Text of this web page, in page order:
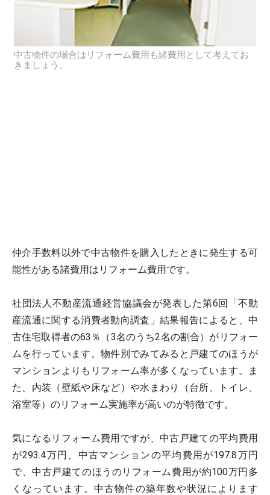
中古物件の場合はリフォーム費用も諸費用として考えてお
きましょう。
仲介手数料以外で中古物件を購入したときに発生する可
能性がある諸費用はリフォーム費用です。
社団法人不動産流通経営協議会が発表した第6回「不動
産流通に関する消費者動向調査」結果報告によると、中
古住宅取得者の63％（3名のうち2名の割合）がリフォー
ムを行っています。物件別でみてみると戸建てのほうが
マンションよりもリフォーム率が多くなっています。ま
た、内装（壁紙や床など）や水まわり（台所、トイレ、
浴室等）のリフォーム実施率が高いのが特徴です。
気になるリフォーム費用ですが、中古戸建ての平均費用
が293.4万円、中古マンションの平均費用が197.8万円
で、中古戸建てのほうのリフォーム費用が約100万円多
くなっています。中古物件の築年数や状況によります